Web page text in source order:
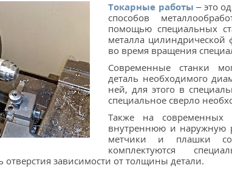
Токарные работы – это
способов
помощью специальных
металла
во время вращения
Современные станки
деталь необходимого
ней, для этого в
специальное сверло
Также на современных
внутреннюю и наружную
метчики и плашки
комплектуются
отверстия зависимости от толщины детали.